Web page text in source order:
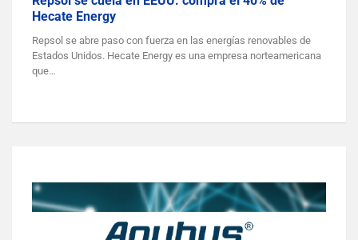
Hecate Energy
Repsol se abre paso con fuerza en las energías renovables de
Estados Unidos. Hecate Energy es una empresa norteamericana
que…